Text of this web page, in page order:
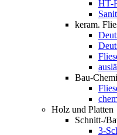
HT-
keram.
Bau-
Holz und Platten
Schnitt-/
3-